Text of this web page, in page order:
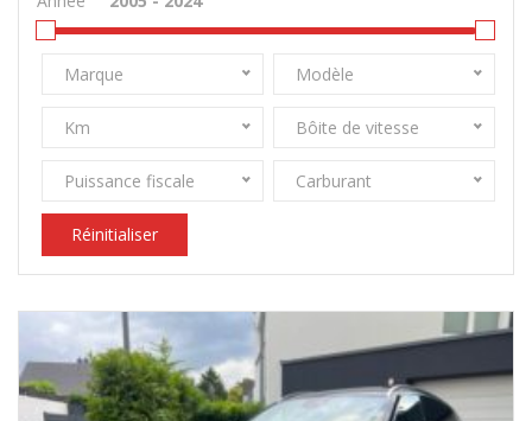
Marque Modèle
Km Bôite de vitesse
Puissance fiscale Carburant
Réinitialiser